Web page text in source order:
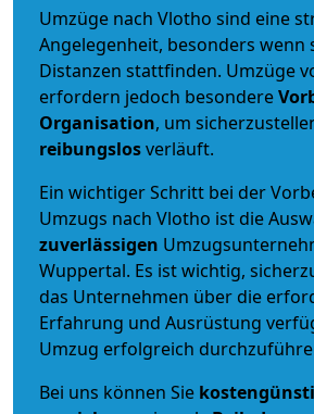
Umzüge nach Vlotho sind eine
Angelegenheit, besonders wenn
Distanzen stattfinden. Umzüge
erfordern jedoch besondere
Organisation, um
reibungslosverläuft.
Ein wichtiger Schritt bei der
Umzugs nach Vlotho ist die
zuverlässigen
Wuppertal. Es ist wichtig,
das Unternehmen über die
Erfahrung und Ausrüstung
Umzug erfolgreich
Bei uns können Sie